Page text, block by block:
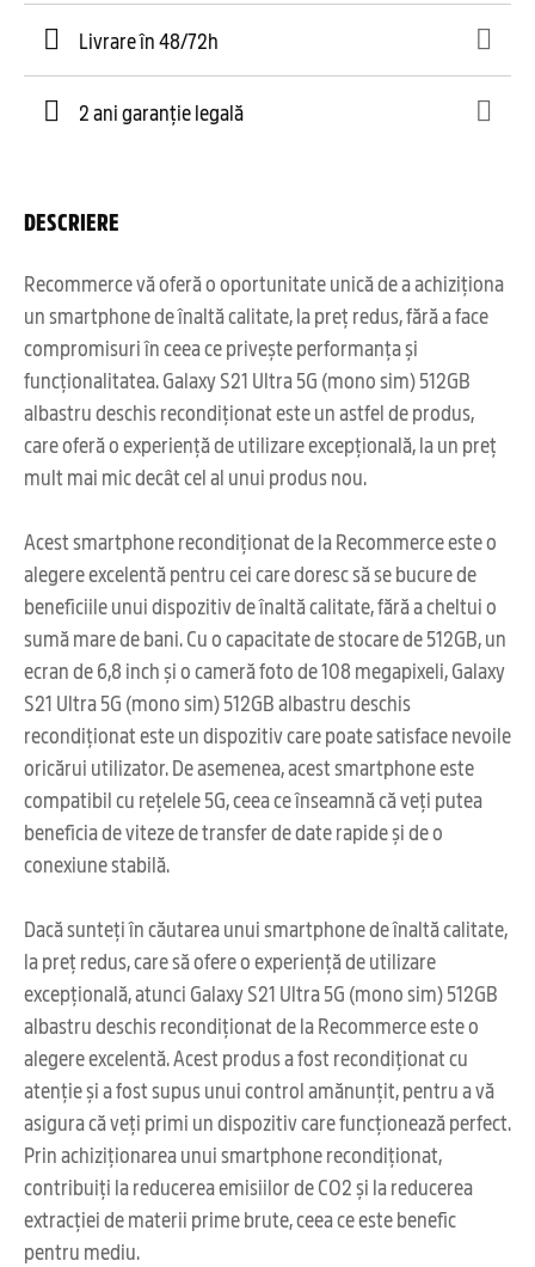
Livrare în 48/72h
2 ani garanție legală
DESCRIERE
Recommerce vă oferă o oportunitate unică de a achiziționa
un smartphone de înaltă calitate, la preț redus, fără a face
compromisuri în ceea ce privește performanța și
funcționalitatea. Galaxy S21 Ultra 5G (mono sim) 512GB
albastru deschis recondiționat este un astfel de produs,
care oferă o experiență de utilizare excepțională, la un preț
mult mai mic decât cel al unui produs nou.
Acest smartphone recondiționat de la Recommerce este o
alegere excelentă pentru cei care doresc să se bucure de
beneficiile unui dispozitiv de înaltă calitate, fără a cheltui o
sumă mare de bani. Cu o capacitate de stocare de 512GB, un
ecran de 6,8 inch și o cameră foto de 108 megapixeli, Galaxy
S21 Ultra 5G (mono sim) 512GB albastru deschis
recondiționat este un dispozitiv care poate satisface nevoile
oricărui utilizator. De asemenea, acest smartphone este
compatibil cu rețelele 5G, ceea ce înseamnă că veți putea
beneficia de viteze de transfer de date rapide și de o
conexiune stabilă.
Dacă sunteți în căutarea unui smartphone de înaltă calitate,
la preț redus, care să ofere o experiență de utilizare
excepțională, atunci Galaxy S21 Ultra 5G (mono sim) 512GB
albastru deschis recondiționat de la Recommerce este o
alegere excelentă. Acest produs a fost recondiționat cu
atenție și a fost supus unui control amănunțit, pentru a vă
asigura că veți primi un dispozitiv care funcționează perfect.
Prin achiziționarea unui smartphone recondiționat,
contribuiți la reducerea emisiilor de CO2 și la reducerea
extracției de materii prime brute, ceea ce este benefic
pentru mediu.